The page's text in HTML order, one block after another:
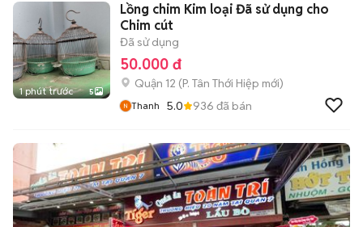
1 phút trước 5
Lồng chim Kim loại Đã sử dụng cho
Chim cút
Đã sử dụng
50.000 đ
Quận 12 (P. Tân Thới Hiệp mới)
Thanh 5.0 936 đã bán